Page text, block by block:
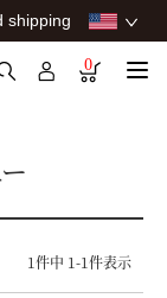
shipping
0
1件中 1-1件表示